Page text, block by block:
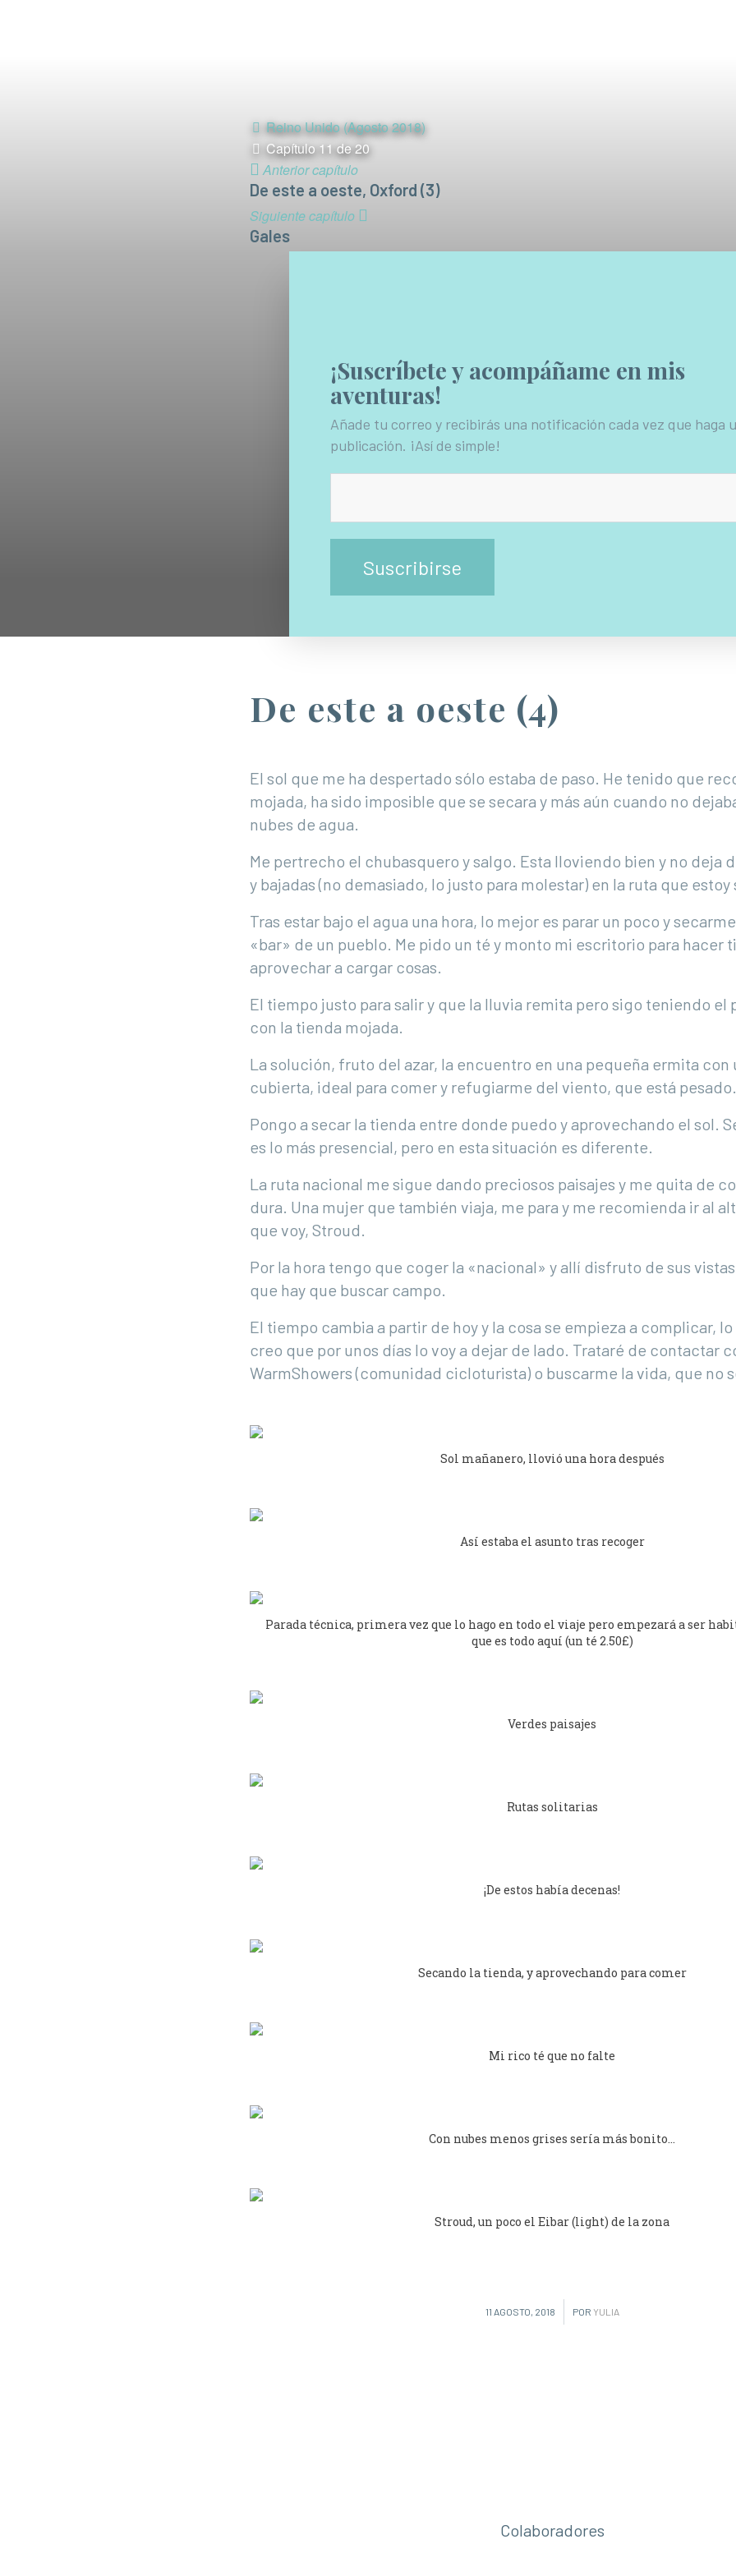
Reino Unido (Agosto 2018)
Capítulo 11 de 20
Anterior capítulo
De este a oeste, Oxford (3)
Siguiente capítulo
Gales
¡Suscríbete y acompáñame en mis
aventuras!
Añade tu correo y recibirás una notificación cada vez que haga
publicación. ¡Así de simple!
De este a oeste (4)
El sol que me ha despertado sólo estaba de paso. He tenido que
mojada, ha sido imposible que se secara y más aún cuando no
nubes de agua.
Me pertrecho el chubasquero y salgo. Esta lloviendo bien y no deja
y bajadas (no demasiado, lo justo para molestar) en la ruta que
Tras estar bajo el agua una hora, lo mejor es parar un poco y
«bar» de un pueblo. Me pido un té y monto mi escritorio para hacer
aprovechar a cargar cosas.
El tiempo justo para salir y que la lluvia remita pero sigo teniendo el
con la tienda mojada.
La solución, fruto del azar, la encuentro en una pequeña ermita con
cubierta, ideal para comer y refugiarme del viento, que está pesado.
Pongo a secar la tienda entre donde puedo y aprovechando el sol.
es lo más presencial, pero en esta situación es diferente.
La ruta nacional me sigue dando preciosos paisajes y me quita de
dura. Una mujer que también viaja, me para y me recomienda ir al
que voy, Stroud.
Por la hora tengo que coger la «nacional» y allí disfruto de sus
que hay que buscar campo.
El tiempo cambia a partir de hoy y la cosa se empieza a complicar,
creo que por unos días lo voy a dejar de lado. Trataré de contactar
WarmShowers (comunidad cicloturista) o buscarme la vida, que no
Sol mañanero, llovió una hora después
Así estaba el asunto tras recoger
Parada técnica, primera vez que lo hago en todo el viaje pero empezará a ser
que es todo aquí (un té 2.50£)
Verdes paisajes
Rutas solitarias
¡De estos había decenas!
Secando la tienda, y aprovechando para comer
Mi rico té que no falte
Con nubes menos grises sería más bonito…
Stroud, un poco el Eibar (light) de la zona
11 AGOSTO, 2018
/ POR YULIA
Colaboradores